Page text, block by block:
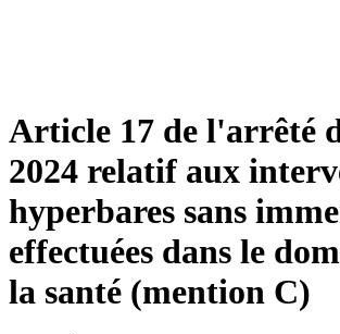
Article 17 de l'arrêté
2024 relatif aux
hyperbares sans
effectuées dans le
la santé (mention C)